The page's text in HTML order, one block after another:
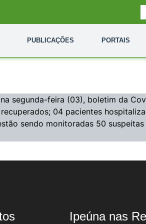
PUBLICAÇÕES PORTAIS
segunda-feira (03), boletim da
04 pacientes
sendo monitoradas 50
Ipeúna nas